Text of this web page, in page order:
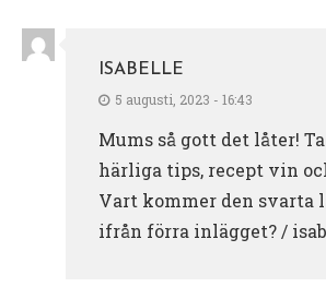
ISABELLE
5 augusti, 2023 - 16:43
Mums så gott det låter!
härliga tips, recept vin
Vart kommer den svarta
ifrån förra inlägget? /